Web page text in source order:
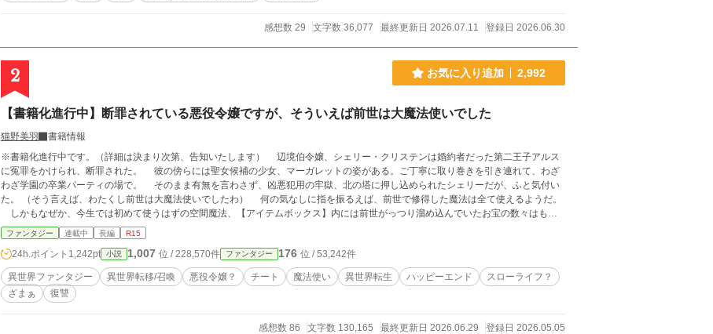
感想数 29 文字数 36,077 最終更新日 2026.07.11 登録日 2026.06.30
2 お気に入り追加 2,992
【書籍化進行中】断罪されている悪役令嬢ですが、そういえば前世は大魔法使いでした
猫野美羽
書籍情報
※書籍化進行中です。（詳細は決まり次第、告知いたします） 辺境伯令嬢、シェリー・クリステンは婚約者だった第二王子アルス
に冤罪をかけられ、断罪された。 彼の傍らには聖女候補の少女、マーガレットの姿がある。ご丁寧に取り巻きを引き連れて、わざ
わざ学園の卒業パーティの場で。 そのまま有無を言わさず、凶悪犯用の牢獄、北の塔に押し込められたシェリーだが、ふと気付い
た。 （そう言えば、わたくし前世は大魔法使いでしたわ） 何の気なしに指を振るえば、前世で修得した魔法は全て使えるようだ。
しかもなぜか、今生では初めて使うはずの空間魔法、【アイテムボックス】内には前世がっつり溜め込んでいたお宝の数々はもち
ろんのこと、気に入りの家具や魔道具、着心地の良い服に食糧まで大量に収納されていた。 （これだけ物資があれば、北の塔でも快
適に過ごせそうね？） こうして、前世が大魔法使いだったシェリーは劣悪な牢獄を快適に改装し、楽しい北の塔暮らしを始めた。
面倒な王子妃教育をサボれるなんて、とても幸せ。仕事が溜まって困る？ 知りませんわ。元々わたくしのお仕事じゃなかったも
のですもの。 最強の騎士、辺境の守護神たる父が大激怒して、国が崩壊の危機？ 知りませんわ。お父さまを怒らせたのはわたく
しではありませんもの。 魔の森で魔物の氾濫が？ 知りませんわ、わたくしただの罪人ですし。そういうのは聖女さまのお役目で
は？ 最強の大魔法使いの生まれ変わり、シェリーは、もう我慢することをやめた。 これからは楽しく怠惰に生きていくわ。北の
ファンタジー 連載中 長編 R15
24h.ポイント 1,242pt 小説 1,007 位 / 228,570件 ファンタジー 176 位 / 53,242件
異世界ファンタジー 異世界転移/召喚 悪役令嬢？ チート 魔法使い 異世界転生 ハッピーエンド
スローライフ？
ざまぁ
復讐
感想数 86 文字数 130,165 最終更新日 2026.06.29 登録日 2026.05.05